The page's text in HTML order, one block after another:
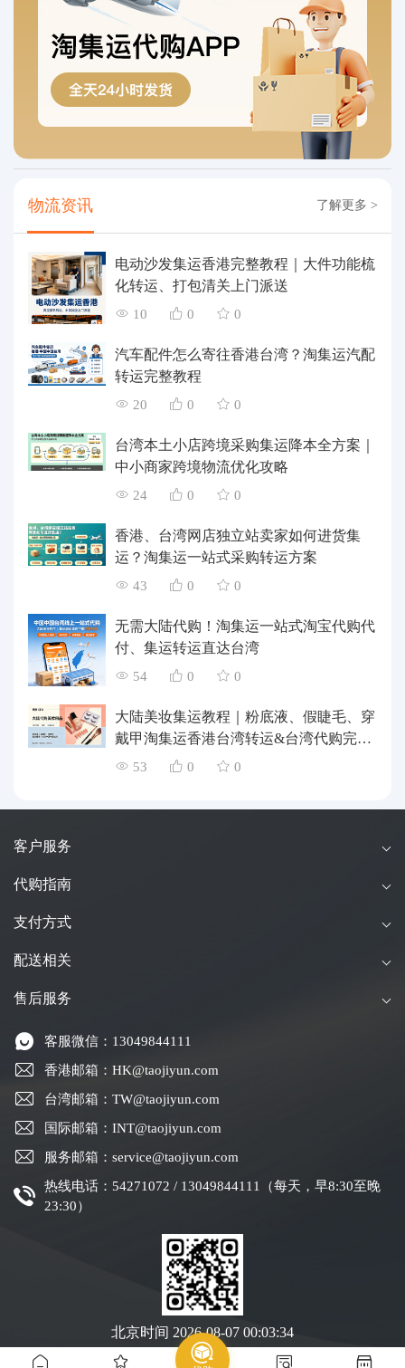
物流资讯 了解更多 >
电动沙发集运香港完整教程｜大件功能梳
化转运、打包清关上门派送
10 0 0
汽车配件怎么寄往香港台湾？淘集运汽配
转运完整教程
20 0 0
台湾本土小店跨境采购集运降本全方案｜
中小商家跨境物流优化攻略
24 0 0
香港、台湾网店独立站卖家如何进货集
运？淘集运一站式采购转运方案
43 0 0
无需大陆代购！淘集运一站式淘宝代购代
付、集运转运直达台湾
54 0 0
大陆美妆集运教程｜粉底液、假睫毛、穿
戴甲淘集运香港台湾转运&台湾代购完整
指南
53 0 0
客户服务
代购指南
支付方式
配送相关
售后服务
客服微信：13049844111
香港邮箱：HK@taojiyun.com
台湾邮箱：TW@taojiyun.com
国际邮箱：INT@taojiyun.com
服务邮箱：service@taojiyun.com
热线电话：54271072 / 13049844111（每天，早8:30至晚
23:30）
北京时间 2026-08-07 00:03:34